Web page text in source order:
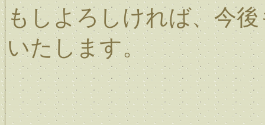
もしよろしければ、今後
いたします。